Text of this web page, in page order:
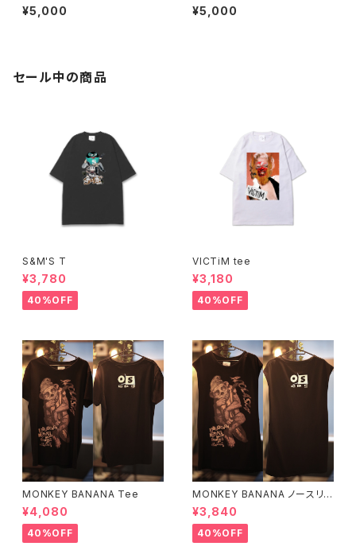
ター
¥5,000 ¥5,000
セール中の商品
S&M'S T
¥3,780
40%OFF
VICTiM tee
¥3,180
40%OFF
MONKEY BANANA Tee
¥4,080
40%OFF
MONKEY BANANA ノースリ
ーブ
¥3,840
40%OFF